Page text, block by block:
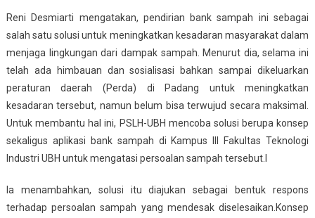
Reni Desmiarti mengatakan, pendirian bank sampah ini sebagai
salah satu solusi untuk meningkatkan kesadaran masyarakat dalam
menjaga lingkungan dari dampak sampah. Menurut dia, selama ini
telah ada himbauan dan sosialisasi bahkan sampai dikeluarkan
peraturan daerah (Perda) di Padang untuk meningkatkan
kesadaran tersebut, namun belum bisa terwujud secara maksimal.
Untuk membantu hal ini, PSLH-UBH mencoba solusi berupa konsep
sekaligus aplikasi bank sampah di Kampus III Fakultas Teknologi
Industri UBH untuk mengatasi persoalan sampah tersebut.I
Ia menambahkan, solusi itu diajukan sebagai bentuk respons
terhadap persoalan sampah yang mendesak diselesaikan.Konsep